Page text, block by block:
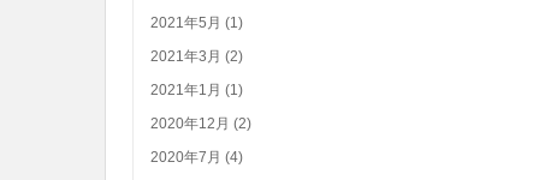
2021年5月 (1)
2021年3月 (2)
2021年1月 (1)
2020年12月 (2)
2020年7月 (4)